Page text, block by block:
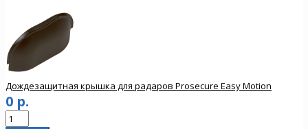
Дождезащитная крышка для радаров Prosecure Easy Motion
0 р.